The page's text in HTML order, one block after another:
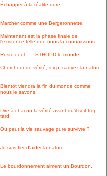
Échapper à la réalité dure.
Marcher comme une Bergeronnette.
Maintenant est la phase finale de
l'existence telle que nous la connaissons.
Reste cool . . . STHOPD le monde!
Chercheur de vérité, s.v.p. sauvez la nature.
Bientôt viendra la fin du monde comme
nous le savons.
Dire à chacun la vérité avant qu'il soit trop
tard.
Où peut la vie sauvage pure survivre ?
Je suis fier d'aider la nature.
Le bourdonnement aiment un Bourdon.